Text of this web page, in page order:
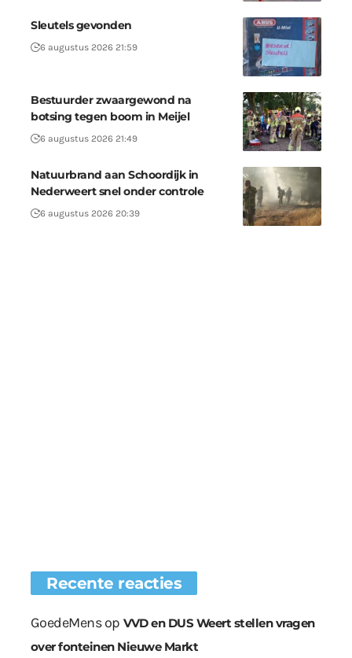
Sleutels gevonden
6 augustus 2026 21:59
Bestuurder zwaargewond na
botsing tegen boom in Meijel
6 augustus 2026 21:49
Natuurbrand aan Schoordijk in
Nederweert snel onder controle
6 augustus 2026 20:39
Recente reacties
GoedeMensop VVD en DUS Weert stellen vragen
over fonteinen Nieuwe Markt